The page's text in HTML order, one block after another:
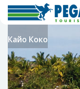
Кайо Коко